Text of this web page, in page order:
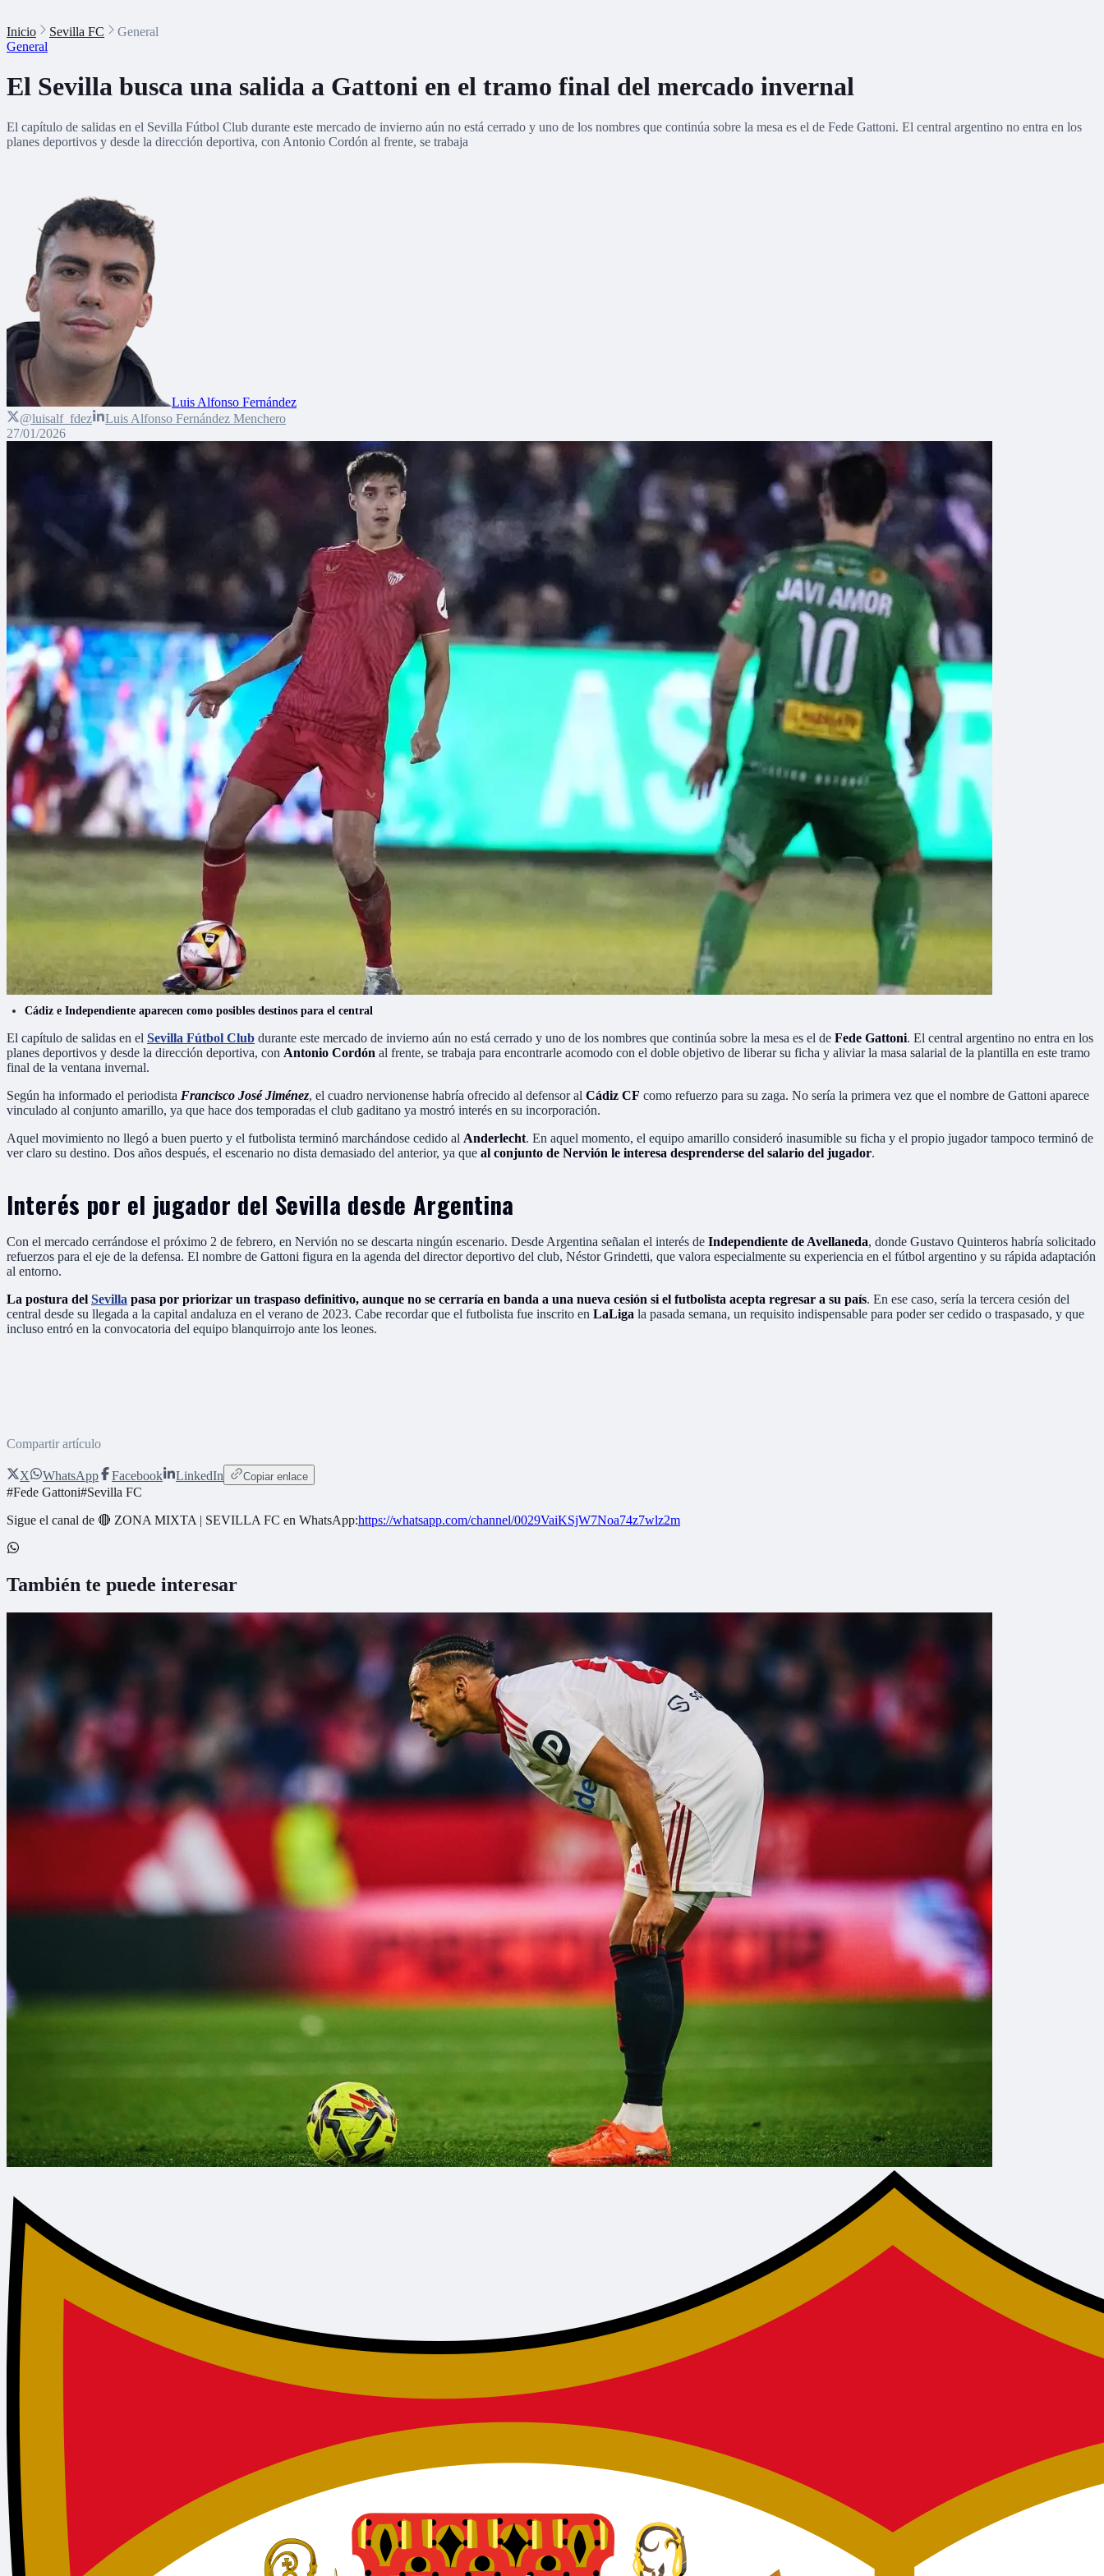
Inicio Sevilla FC
General
General
El Sevilla busca una salida a Gattoni en el tramo final del mercado invernal
El capítulo de salidas en el Sevilla Fútbol Club durante este mercado de invierno aún no está cerrado y uno de los nombres que continúa sobre la mesa es el de Fede Gattoni. El central argentino no entra en los
planes deportivos y desde la dirección deportiva, con Antonio Cordón al frente, se trabaja
Luis Alfonso Fernández
@luisalf_fdez
Luis Alfonso Fernández Menchero
27/01/2026
Cádiz e Independiente aparecen como posibles destinos para el central
El capítulo de salidas en el Sevilla Fútbol Club durante este mercado de invierno aún no está cerrado y uno de los nombres que continúa sobre la mesa es el de Fede Gattoni. El central argentino no entra en los
planes deportivos y desde la dirección deportiva, con Antonio Cordón al frente, se trabaja para encontrarle acomodo con el doble objetivo de liberar su ficha y aliviar la masa salarial de la plantilla en este tramo
final de la ventana invernal.
Según ha informado el periodista Francisco José Jiménez, el cuadro nervionense habría ofrecido al defensor al Cádiz CF como refuerzo para su zaga. No sería la primera vez que el nombre de Gattoni aparece
vinculado al conjunto amarillo, ya que hace dos temporadas el club gaditano ya mostró interés en su incorporación.
Aquel movimiento no llegó a buen puerto y el futbolista terminó marchándose cedido al Anderlecht. En aquel momento, el equipo amarillo consideró inasumible su ficha y el propio jugador tampoco terminó de
ver claro su destino. Dos años después, el escenario no dista demasiado del anterior, ya que al conjunto de Nervión le interesa desprenderse del salario del jugador.
Interés por el jugador del Sevilla desde Argentina
Con el mercado cerrándose el próximo 2 de febrero, en Nervión no se descarta ningún escenario. Desde Argentina señalan el interés de Independiente de Avellaneda, donde Gustavo Quinteros habría solicitado
refuerzos para el eje de la defensa. El nombre de Gattoni figura en la agenda del director deportivo del club, Néstor Grindetti, que valora especialmente su experiencia en el fútbol argentino y su rápida adaptación
al entorno.
La postura del Sevilla pasa por priorizar un traspaso definitivo, aunque no se cerraría en banda a una nueva cesión si el futbolista acepta regresar a su país. En ese caso, sería la tercera cesión del
central desde su llegada a la capital andaluza en el verano de 2023. Cabe recordar que el futbolista fue inscrito en LaLiga la pasada semana, un requisito indispensable para poder ser cedido o traspasado, y que
incluso entró en la convocatoria del equipo blanquirrojo ante los leones.
Compartir artículo
X WhatsApp Facebook LinkedIn Copiar enlace
#Fede Gattoni#Sevilla FC
Sigue el canal de 🔴 ZONA MIXTA | SEVILLA FC en WhatsApp:https://whatsapp.com/channel/0029VaiKSjW7Noa74z7wlz2m
También te puede interesar